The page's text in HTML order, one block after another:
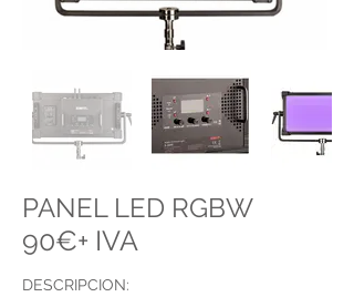
PANEL LED RGBW
90€+ IVA
DESCRIPCION: